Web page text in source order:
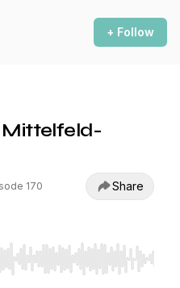
+ Follow
Mittelfeld-
170 Share
seek, Home/End to jump to